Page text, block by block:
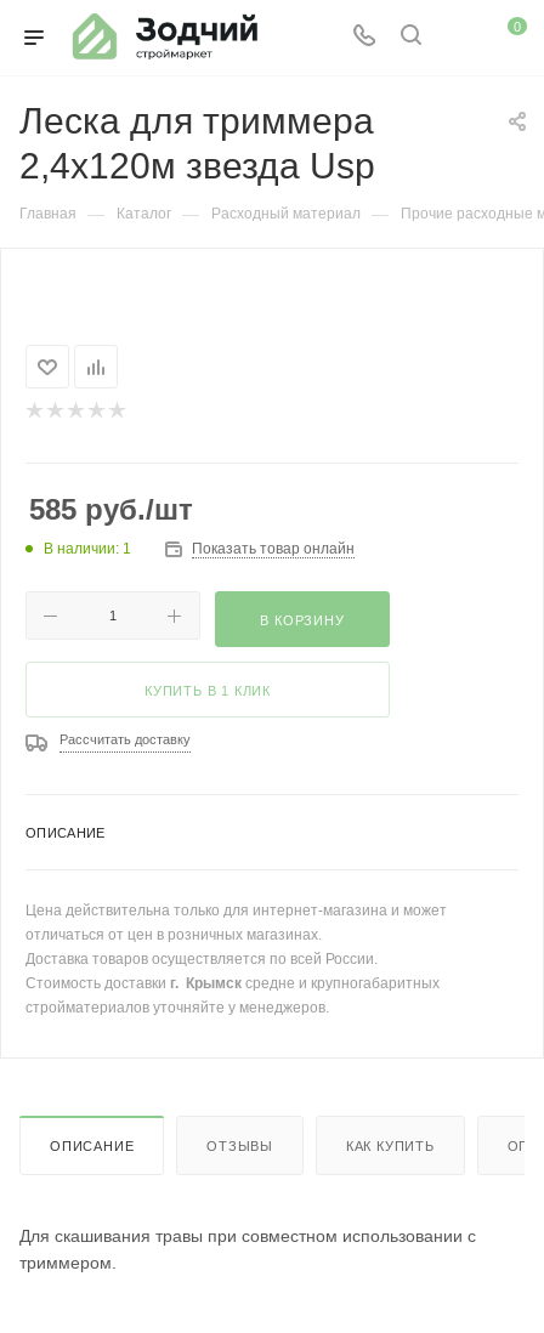
0
Леска для триммера
2,4х120м звезда Usp
Главная — Каталог — Расходный материал — Прочие расходные
585 руб./шт
В наличии: 1 Показать товар онлайн
В КОРЗИНУ
КУПИТЬ В 1 КЛИК
Рассчитать доставку
ОПИСАНИЕ
Цена действительна только для интернет-магазина и может
отличаться от цен в розничных магазинах.
Доставка товаров осуществляется по всей России.
Стоимость доставки г. Крымск средне и крупногабаритных
стройматериалов уточняйте у менеджеров.
ОПИСАНИЕ ОТЗЫВЫ КАК КУПИТЬ
Для скашивания травы при совместном использовании с
триммером.